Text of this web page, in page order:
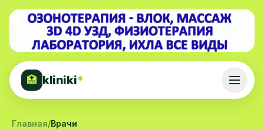
🏥 kliniki*
Главная/Врачи